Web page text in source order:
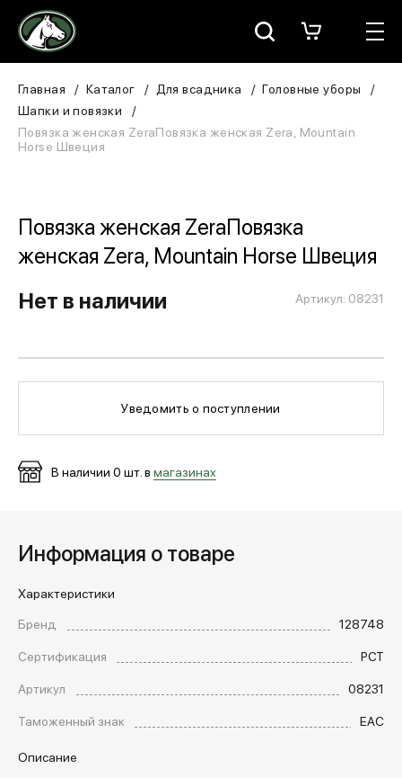
Москва
Для всадника
ЗООТОВАРЫ
Для собаки
МЕДИА
ОПЛАТА И ДОСТАВКА
Вход в личный кабинет
+7 (495) 139-66-00
Главная Каталог Для всадника
Головные уборы
Шапки и повязки
Повязка женская ZeraПовязка женская Zera, Mountain
Horse Швеция
Повязка женская ZeraПовязка
женская Zera, Mountain Horse Швеция
Артикул: 08231
Нет в наличии
Уведомить о поступлении
В наличии 0 шт. в магазинах
Информация о товаре
Характеристики
Бренд
128748
Сертификация
РСТ
Артикул
08231
Таможенный знак
EAC
Описание